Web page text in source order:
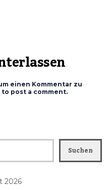
einen Kommentar zu
post a comment.
Suchen
2026